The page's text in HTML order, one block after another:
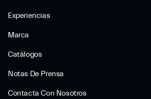
Experiencias
Marca
Catálogos
Notas De Prensa
Contacta Con Nosotros